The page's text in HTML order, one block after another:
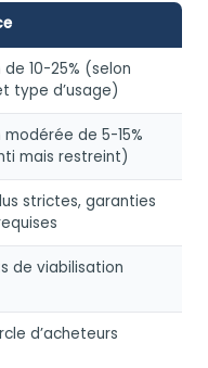
10-25% (selon
type d’usage)
de 5-15%
mais restreint)
strictes, garanties
de viabilisation
d’acheteurs